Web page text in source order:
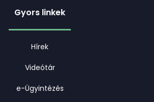
Gyors linkek
Hírek
Videótár
e-Ügyintézés